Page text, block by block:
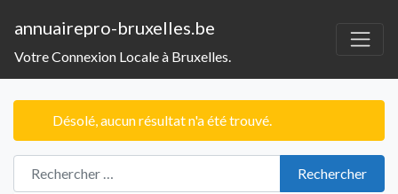
annuairepro-bruxelles.be
Votre Connexion Locale à Bruxelles.
Désolé, aucun résultat n'a été trouvé.
Rechercher :
Rechercher